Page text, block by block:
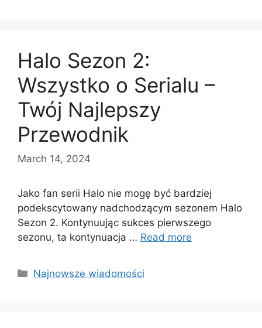
Halo Sezon 2:
Wszystko o Serialu –
Twój Najlepszy
Przewodnik
March 14, 2024
Jako fan serii Halo nie mogę być bardziej
podekscytowany nadchodzącym sezonem Halo
Sezon 2. Kontynuując sukces pierwszego
sezonu, ta kontynuacja … Read more
Categories
Najnowsze wiadomości